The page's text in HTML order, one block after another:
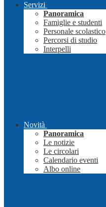
Servizi
Panoramica
Famiglie e studenti
Personale scolastico
Percorsi di studio
Interpelli
Novità
Panoramica
Le notizie
Le circolari
Calendario eventi
Albo online